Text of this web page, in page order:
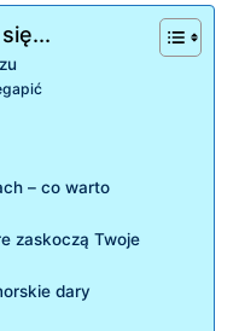
– co warto
zaskoczą Twoje
dary